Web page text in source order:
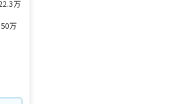
万
万